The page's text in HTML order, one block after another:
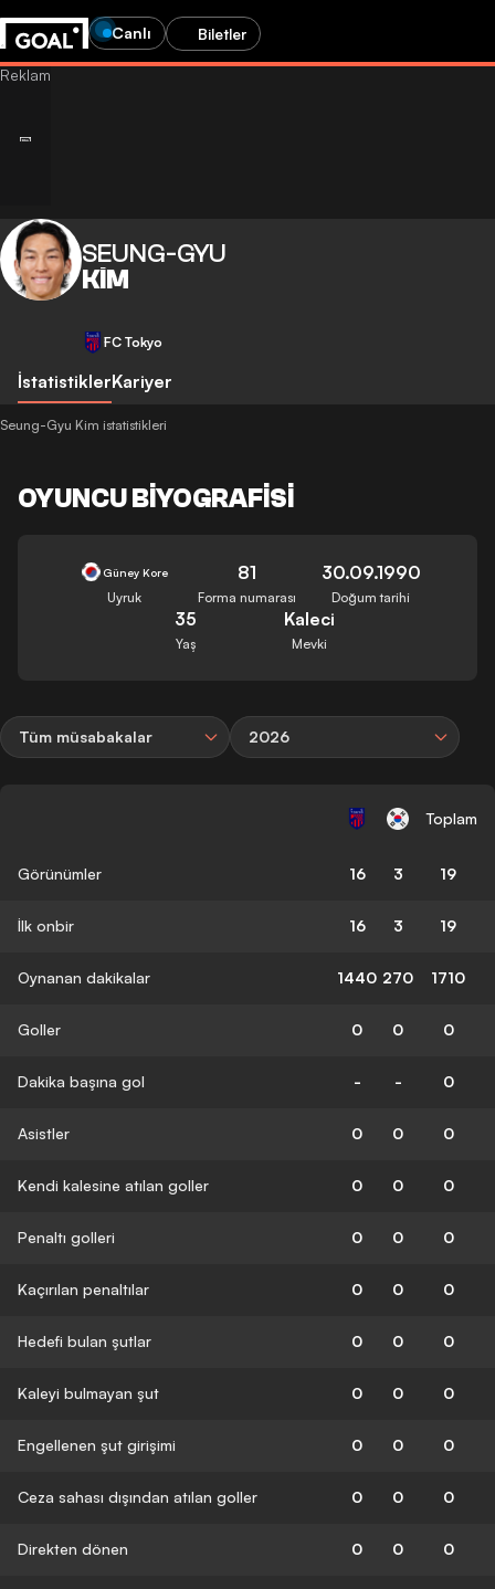
Canlı Biletler
SEUNG-GYU
KIM
FC Tokyo
İstatistiklerKariyer
Seung-Gyu Kim istatistikleri
OYUNCU BIYOGRAFISI
Güney Kore
Uyruk
81
Forma numarası
30.09.1990
Doğum tarihi
35
Yaş
Kaleci
Mevki
Tüm müsabakalar 2026
Toplam
Görünümler 16 3 19
İlk onbir 16 3 19
Oynanan dakikalar 1440 270 1710
Goller 0 0 0
Dakika başına gol - - 0
Asistler 0 0 0
Kendi kalesine atılan goller 0 0 0
Penaltı golleri 0 0 0
Kaçırılan penaltılar 0 0 0
Hedefi bulan şutlar 0 0 0
Kaleyi bulmayan şut 0 0 0
Engellenen şut girişimi 0 0 0
Ceza sahası dışından atılan goller 0 0 0
Direkten dönen 0 0 0